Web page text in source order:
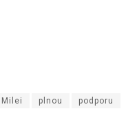
Milei plnou podporu